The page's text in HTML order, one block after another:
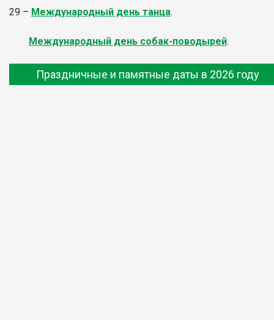
29 – Международный день танца.
Международный день собак-поводырей.
Праздничные и памятные даты в 2026 году